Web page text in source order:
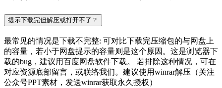
提示下载完但解压或打开不了？
最常见的情况是下载不完整: 可对比下载完压缩包的与网盘上
的容量，若小于网盘提示的容量则是这个原因。这是浏览器下
载的bug，建议用百度网盘软件下载。 若排除这种情况，可在
对应资源底部留言，或联络我们。建议使用winrar解压（关注
公众号PPT素材，发送winrar获取永久授权）